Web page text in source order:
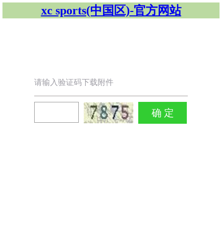
xc sports(中国区)-官方网站
请输入验证码下载附件